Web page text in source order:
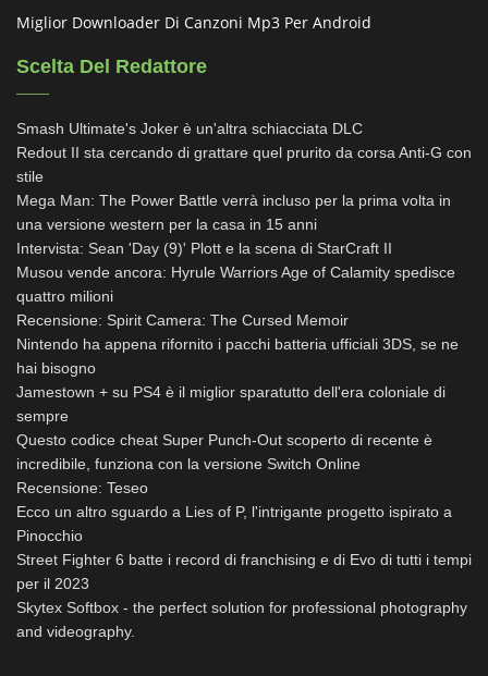
Miglior Downloader Di Canzoni Mp3 Per Android
Scelta Del Redattore
Smash Ultimate's Joker è un'altra schiacciata DLC
Redout II sta cercando di grattare quel prurito da corsa Anti-G con
stile
Mega Man: The Power Battle verrà incluso per la prima volta in
una versione western per la casa in 15 anni
Intervista: Sean 'Day (9)' Plott e la scena di StarCraft II
Musou vende ancora: Hyrule Warriors Age of Calamity spedisce
quattro milioni
Recensione: Spirit Camera: The Cursed Memoir
Nintendo ha appena rifornito i pacchi batteria ufficiali 3DS, se ne
hai bisogno
Jamestown + su PS4 è il miglior sparatutto dell'era coloniale di
sempre
Questo codice cheat Super Punch-Out scoperto di recente è
incredibile, funziona con la versione Switch Online
Recensione: Teseo
Ecco un altro sguardo a Lies of P, l'intrigante progetto ispirato a
Pinocchio
Street Fighter 6 batte i record di franchising e di Evo di tutti i tempi
per il 2023
Skytex Softbox - the perfect solution for professional photography
and videography.